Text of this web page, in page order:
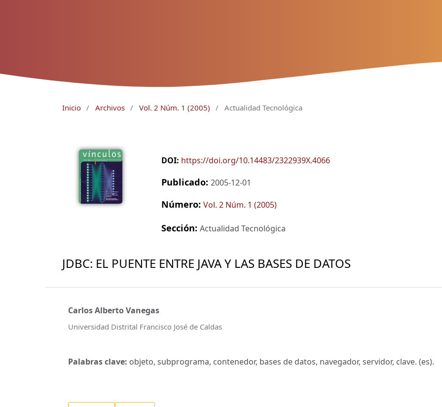
Inicio / Archivos / Vol. 2 Núm. 1 (2005) / Actualidad Tecnológica
DOI: https://doi.org/10.14483/2322939X.4066
Publicado: 2005-12-01
Número: Vol. 2 Núm. 1 (2005)
Sección: Actualidad Tecnológica
JDBC: EL PUENTE ENTRE JAVA Y LAS BASES DE DATOS
Carlos Alberto Vanegas
Universidad Distrital Francisco José de Caldas
Palabras clave: objeto, subprograma, contenedor, bases de datos, navegador, servidor, clave. (es).